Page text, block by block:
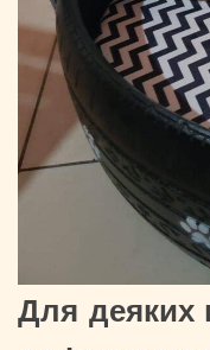
Для деяких